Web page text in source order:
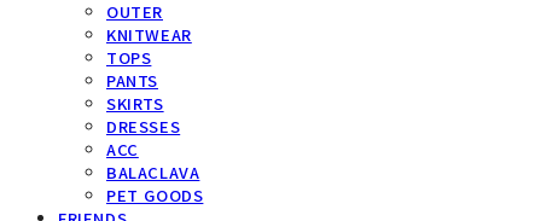
OUTER
KNITWEAR
TOPS
PANTS
SKIRTS
DRESSES
ACC
BALACLAVA
PET GOODS